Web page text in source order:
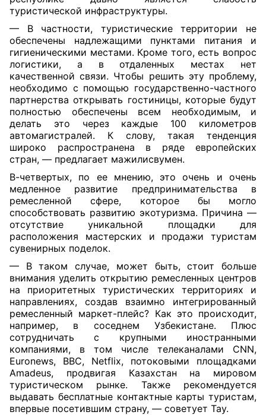
туристической инфраструктуры.
— В частности, туристические территории не
обеспечены надлежащими пунктами питания и
гигиеническими местами. Кроме того, есть вопрос
логистики, а в отдаленных местах нет
качественной связи. Чтобы решить эту проблему,
необходимо с помощью государственно-частного
партнерства открывать гостиницы, которые будут
полностью обеспечены всем необходимым, и
делать это через каждые 100 километров
автомагистралей. К слову, такая тенденция
широко распространена в ряде европейских
стран, — предлагает мажилисвумен.
В-четвертых, по ее мнению, это очень и очень
медленное развитие предпринимательства в
ремесленной сфере, которое бы могло
способствовать развитию экотуризма. Причина —
отсутствие уникальной площадки для
расположения мастерских и продажи туристам
сувенирных поделок.
— В таком случае, может быть, стоит больше
внимания уделить открытию ремесленных центров
на приоритетных туристических территориях и
направлениях, создав взаимно интегрированный
ремесленный маркет-плейс? Как это происходит,
например, в соседнем Узбекистане. Плюс
сотрудничать с крупными иностранными
компаниями, в том числе телеканалами CNN,
Euronews, BBC, Netflix, потоковыми площадками
Amadeus, продвигая Казахстан на мировом
туристическом рынке. Также рекомендуется
выдавать бесплатные контактные карты туристам,
впервые посетившим страну, — советует Тау.